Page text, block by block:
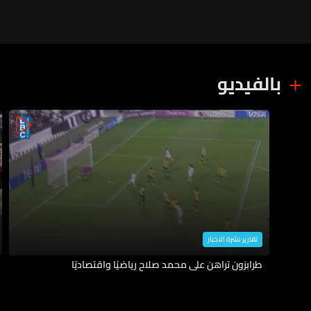
بالفيديو
تقارير نشرة الاخبار
طرابزون تراهن على محمد صلاح رياضيًا واقتصاديًا